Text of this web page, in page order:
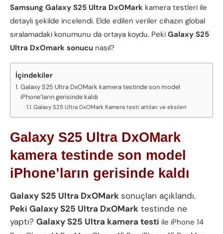
Samsung Galaxy S25 Ultra DxOMark kamera testleri ile
detaylı şekilde incelendi. Elde edilen veriler cihazın global
sıralamadaki konumunu da ortaya koydu. Peki Galaxy S25
Ultra DxOmark sonucu nasıl?
İçindekiler
Galaxy S25 Ultra DxOMark kamera testinde son model
iPhone’ların gerisinde kaldı
Galaxy S25 Ultra DxOMark Kamera testi artıları ve eksileri
Galaxy S25 Ultra DxOMark
kamera testinde son model
iPhone’ların gerisinde kaldı
Galaxy S25 Ultra DxOMarksonuçları açıklandı.
Peki Galaxy S25 Ultra DxOMark testinde ne
yaptı? Galaxy S25 Ultra kamera testi ile iPhone 14